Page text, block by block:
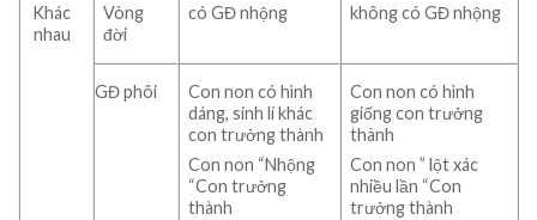
Khác
nhau
Vòng
đời
có GĐ nhộng không có GĐ nhộng
GĐ phôi
Con non có hình
dáng, sinh lí khác
con trưởng thành
Con non “Nhộng
“Con trưởng
thành
Con non có hình
giống con trưởng
thành
Con non ” lột xác
nhiều lần “Con
trưởng thành